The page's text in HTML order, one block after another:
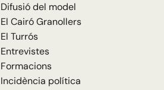
Difusió del model
El Cairó Granollers
El Turrós
Entrevistes
Formacions
Incidència política